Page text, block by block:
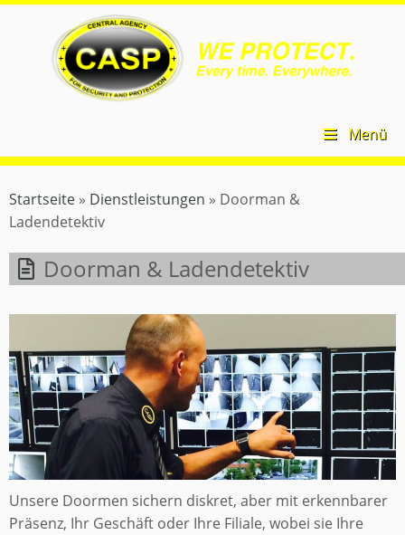
Zum
springen
Security
Protection
Menü
Startseite » Dienstleistungen » Doorman &
Ladendetektiv
Doorman & Ladendetektiv
Unsere Doormen sichern diskret, aber mit erkennbarer
Präsenz, Ihr Geschäft oder Ihre Filiale, wobei sie Ihre